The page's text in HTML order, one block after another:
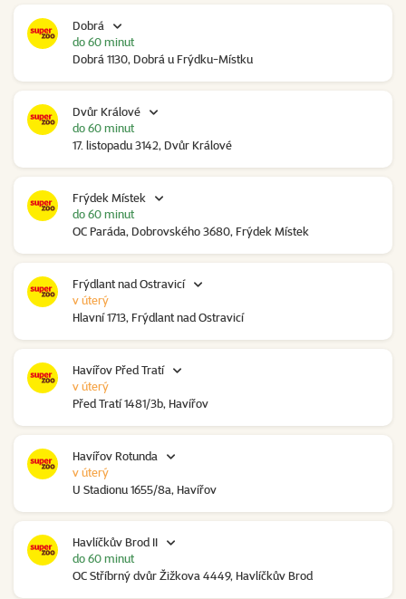
Dobrá
Dobrá 1130, Dobrá u Frýdku-Místku
do 60 minut
Dvůr Králové
17. listopadu 3142, Dvůr Králové
do 60 minut
Frýdek Místek
OC Paráda, Dobrovského 3680, Frýdek Místek
do 60 minut
Frýdlant nad Ostravicí
Hlavní 1713, Frýdlant nad Ostravicí
v úterý
Havířov Před Tratí
Před Tratí 1481/3b, Havířov
v úterý
Havířov Rotunda
U Stadionu 1655/8a, Havířov
v úterý
Havlíčkův Brod II
OC Stříbrný dvůr Žižkova 4449, Havlíčkův Brod
do 60 minut